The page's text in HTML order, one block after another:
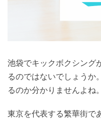
池袋でキックボクシング
るのではないでしょうか
るのか分かりませんよね。
東京を代表する繁華街で